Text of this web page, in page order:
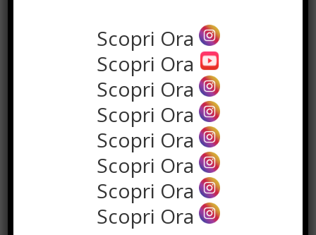
POPOLARI
A&R nel Business Music: tutto
quello che c’è da sapere!
Agosto 27th, 2017
Scopri Ora
Scopri Ora
Scopri Ora
Scopri Ora
Scopri Ora
Scopri Ora
Scopri Ora
Scopri Ora